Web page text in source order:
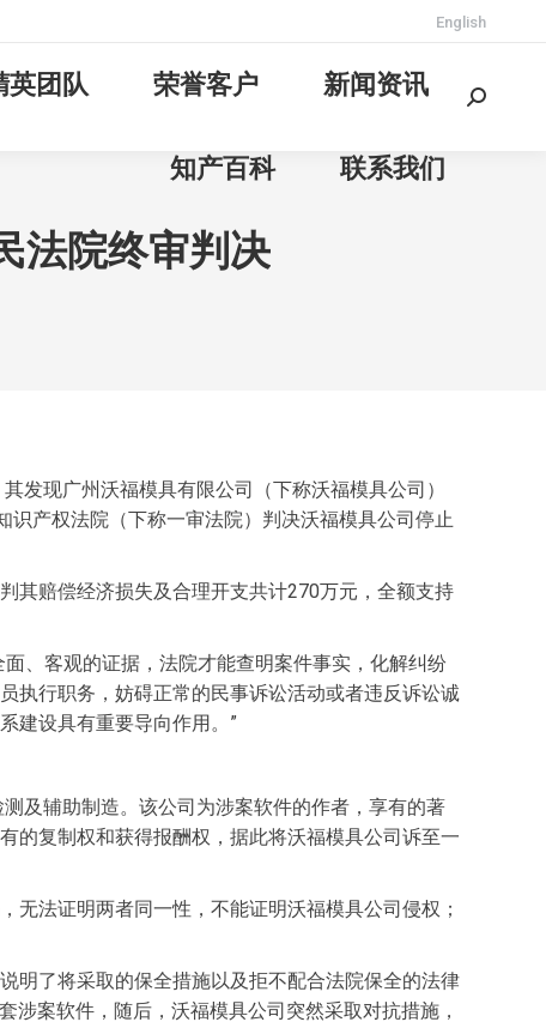
English
英团队 荣誉客户 新闻资讯
知产百科 联系我们
Search:
法院终审判决
发现广州沃福模具有限公司（下称沃福模具公司）
产权法院（下称一审法院）判决沃福模具公司停止
其赔偿经济损失及合理开支共计270万元，全额支持
、客观的证据，法院才能查明案件事实，化解纠纷
执行职务，妨碍正常的民事诉讼活动或者违反诉讼诚
建设具有重要导向作用。”
及辅助制造。该公司为涉案软件的作者，享有的著
的复制权和获得报酬权，据此将沃福模具公司诉至一
法证明两者同一性，不能证明沃福模具公司侵权；
明了将采取的保全措施以及拒不配合法院保全的法律
案软件，随后，沃福模具公司突然采取对抗措施，